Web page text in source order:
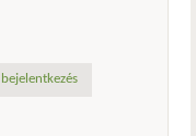
bejelentkezés